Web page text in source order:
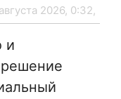
2026, 0:32,
и